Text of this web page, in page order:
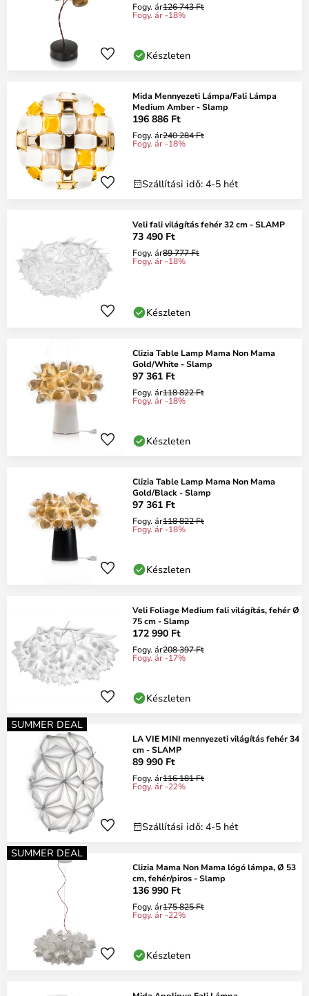
Fogy. ár126 743 Ft
Fogy. ár -18%
Készleten
Mida Mennyezeti Lámpa/Fali Lámpa
Medium Amber - Slamp
196 886 Ft
Fogy. ár240 284 Ft
Fogy. ár -18%
Szállítási idő: 4-5 hét
Veli fali világítás fehér 32 cm - SLAMP
73 490 Ft
Fogy. ár89 777 Ft
Fogy. ár -18%
Készleten
Clizia Table Lamp Mama Non Mama
Gold/White - Slamp
97 361 Ft
Fogy. ár118 822 Ft
Fogy. ár -18%
Készleten
Clizia Table Lamp Mama Non Mama
Gold/Black - Slamp
97 361 Ft
Fogy. ár118 822 Ft
Fogy. ár -18%
Készleten
Veli Foliage Medium fali világítás, fehér Ø
75 cm - Slamp
172 990 Ft
Fogy. ár208 397 Ft
Fogy. ár -17%
Készleten
SUMMER DEAL
LA VIE MINI mennyezeti világítás fehér 34
cm - SLAMP
89 990 Ft
Fogy. ár116 181 Ft
Fogy. ár -22%
Szállítási idő: 4-5 hét
SUMMER DEAL
Clizia Mama Non Mama lógó lámpa, Ø 53
cm, fehér/piros - Slamp
136 990 Ft
Fogy. ár175 825 Ft
Fogy. ár -22%
Készleten